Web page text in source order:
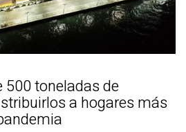
500 toneladas de
a hogares más